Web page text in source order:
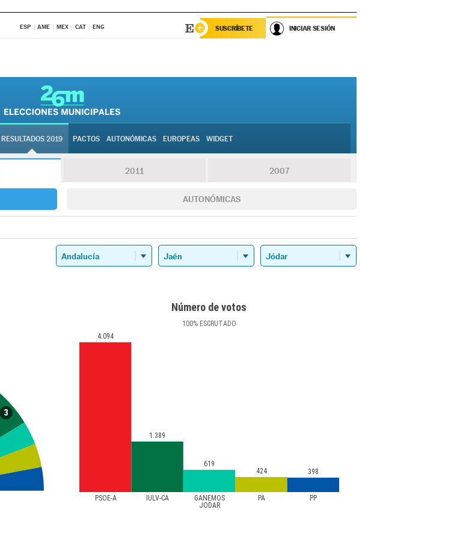
ESP AME MEX CAT ENG SUSCRÍBETE INICIAR SESIÓN
RESULTADOS 2019 PACTOS AUTONÓMICAS EUROPEAS WIDGET
2011 2007
AUTONÓMICAS
3
Número de votos
100%ESCRUTADO
PSOE-A IULV-CA
GANEMOS
JODAR
PA PP
4.094
1.389
619
424
398